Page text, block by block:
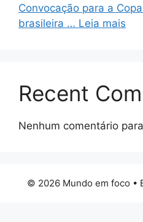
Convocação para a
brasileira … Leia mais
Recent
Nenhum comentário
© 2026 Mundo em foco •